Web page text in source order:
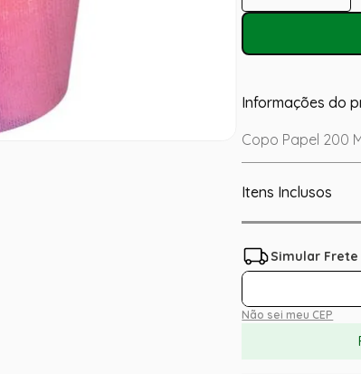
Informações do
Copo Papel 200
Itens Inclusos
Não sei meu CEP